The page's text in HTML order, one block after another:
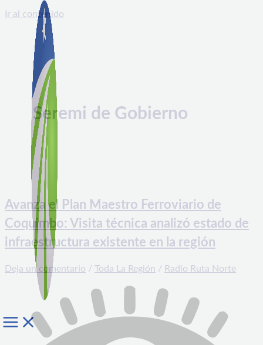
Ir al contenido
Seremi de Gobierno
Avanza el Plan Maestro Ferroviario de
Coquimbo: Visita técnica analizó estado de
infraestructura existente en la región
Deja un comentario / Toda La Región / Radio Ruta Norte